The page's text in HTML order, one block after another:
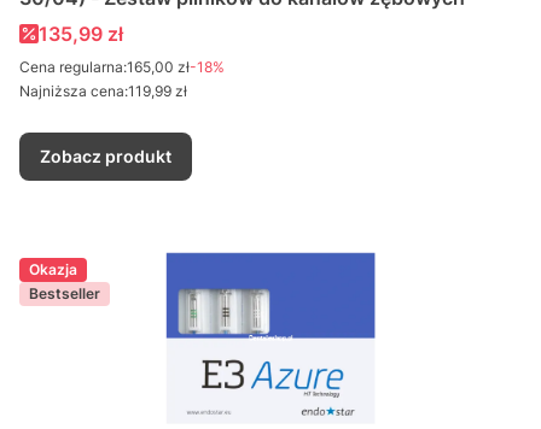
Cena promocyjna
135,99 zł
Cena regularna:165,00 zł-18%
Najniższa cena:119,99 zł
Zobacz produkt
Okazja
Bestseller